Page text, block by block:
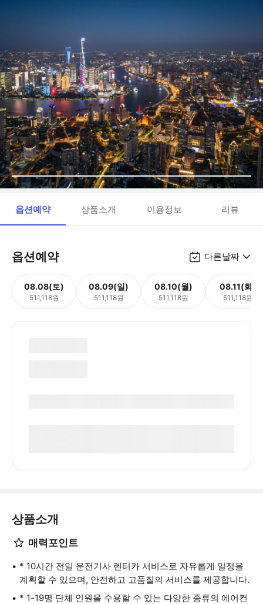
옵션예약 상품소개 이용정보 리뷰
옵션예약 다른날짜
08.08(토)
511,118원
08.09(일)
511,118원
08.10(월)
511,118원
08.11(화)
511,118원
상품소개
매력포인트
* 10시간 전일 운전기사 렌터카 서비스로 자유롭게 일정을
계획할 수 있으며, 안전하고 고품질의 서비스를 제공합니다.
* 1-19명 단체 인원을 수용할 수 있는 다양한 종류의 에어컨